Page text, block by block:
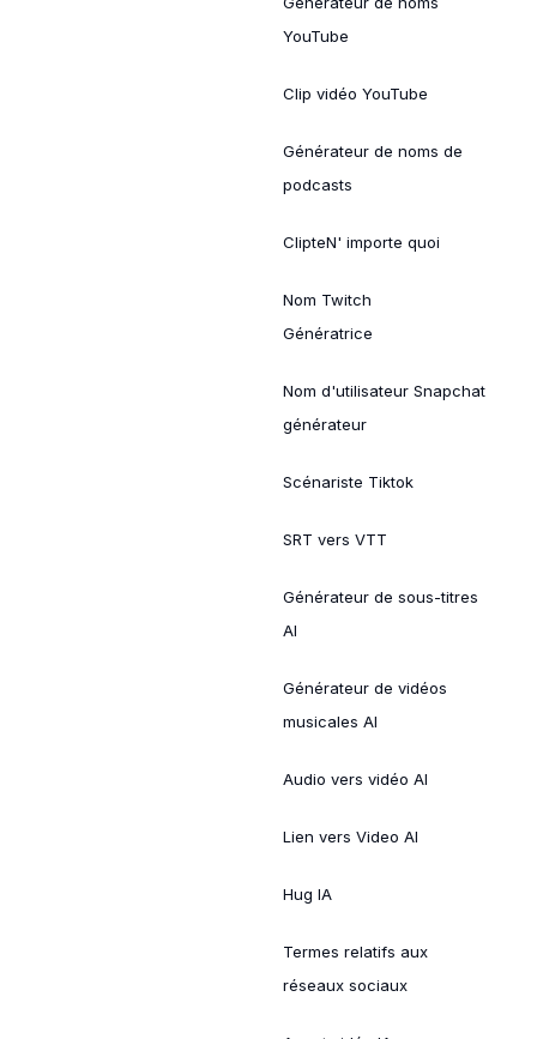
YouTube
Clip vidéo YouTube
Générateur de noms de
podcasts
ClipteN' importe quoi
Nom Twitch
Génératrice
Nom d'utilisateur Snapchat
générateur
Scénariste Tiktok
SRT vers VTT
Générateur de sous-titres
AI
Générateur de vidéos
musicales AI
Audio vers vidéo AI
Lien vers Video AI
Hug IA
Termes relatifs aux
réseaux sociaux